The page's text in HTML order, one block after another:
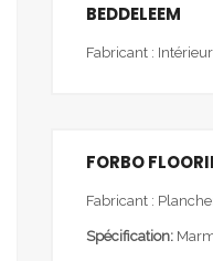
BEDDELEEM
Fabricant : Intérieur
FORBO
Fabricant :
Spécification: